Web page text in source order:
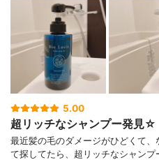
5.00
超リッチなシャンプー発見☆
最近髪の毛のダメージがひどくて
て探してたら、超リッチなシャン